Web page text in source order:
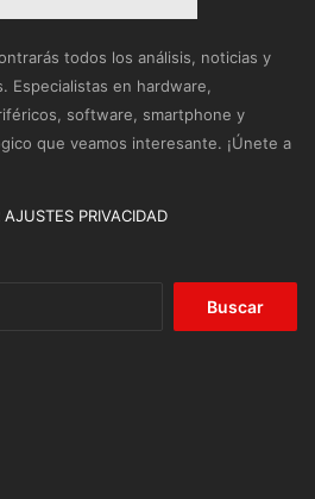
todos los análisis, noticias y
Especialistas en hardware,
software, smartphone y
que veamos interesante. ¡Únete a
PRIVACIDAD